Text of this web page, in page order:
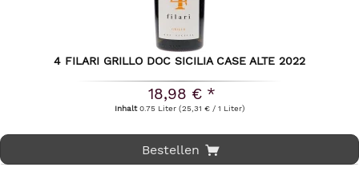
4 FILARI GRILLO DOC SICILIA CASE ALTE 2022
18,98 € *
Inhalt0.75 Liter (25,31 € / 1 Liter)
Bestellen